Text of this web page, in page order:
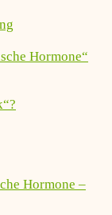
Hormone“
Hormone –